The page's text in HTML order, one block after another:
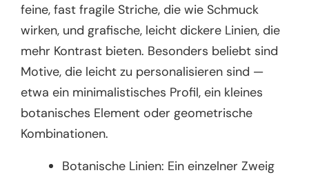
feine, fast fragile Striche, die wie Schmuck
wirken, und grafische, leicht dickere Linien, die
mehr Kontrast bieten. Besonders beliebt sind
Motive, die leicht zu personalisieren sind —
etwa ein minimalistisches Profil, ein kleines
botanisches Element oder geometrische
Kombinationen.
Botanische Linien: Ein einzelner Zweig